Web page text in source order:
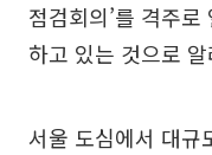
점검회의’를 격주
하고 있는 것으로
서울 도심에서 대규